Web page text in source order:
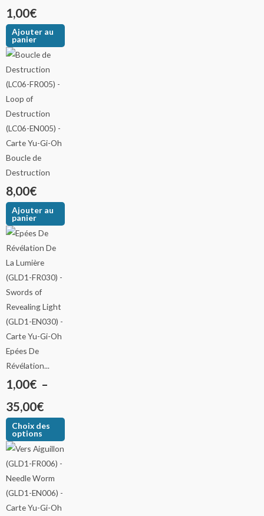
1,00€
Ajouter au
panier
Boucle de
Destruction
8,00€
Ajouter au
panier
Epées De
Révélation...
1,00€ –
35,00€
Choix des
options